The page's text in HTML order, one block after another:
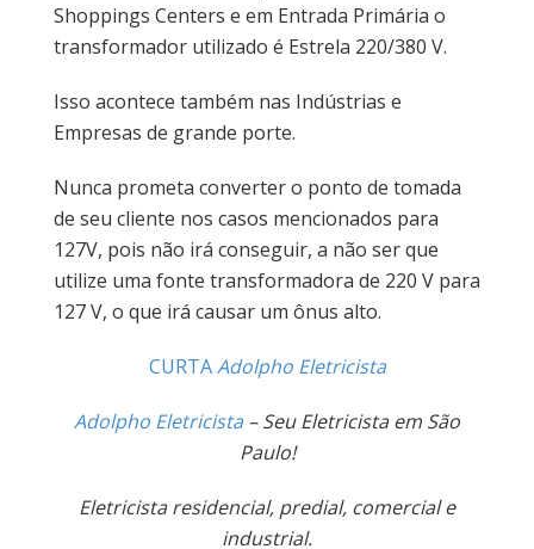
Shoppings Centers e em Entrada Primária o
transformador utilizado é Estrela 220/380 V.
Isso acontece também nas Indústrias e
Empresas de grande porte.
Nunca prometa converter o ponto de tomada
de seu cliente nos casos mencionados para
127V, pois não irá conseguir, a não ser que
utilize uma fonte transformadora de 220 V para
127 V, o que irá causar um ônus alto.
CURTAAdolpho Eletricista
Adolpho Eletricista – Seu Eletricista em São
Paulo!
Eletricista residencial, predial, comercial e
industrial.